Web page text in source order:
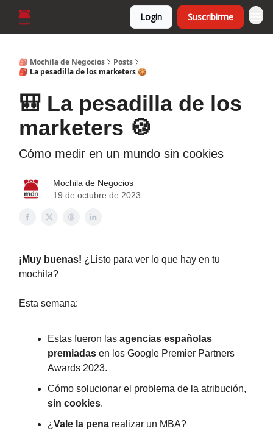
Login Suscribirme
🎒 Mochila de Negocios
Posts
🎒 La pesadilla de los marketers 🍪
🎒 La pesadilla de los
marketers 🍪
Cómo medir en un mundo sin cookies
Mochila de Negocios
19 de octubre de 2023
¡Muy buenas! ¿Listo para ver lo que hay en tu
mochila?
Esta semana:
Estas fueron las agencias españolas
premiadas en los Google Premier Partners
Awards 2023.
Cómo solucionar el problema de la atribución,
sin cookies.
¿ Vale la pena realizar un MBA?